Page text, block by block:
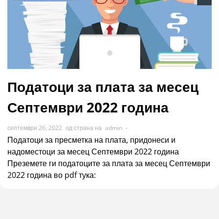
Податоци за плата за месец
Септември 2022 година
септември 26, 2022 од страна на admin -
Податоци за пресметка на плата, придонеси и
надоместоци за месец Септември 2022 година
Преземете ги податоците за плата за месец Септември
2022 година во pdf тука: